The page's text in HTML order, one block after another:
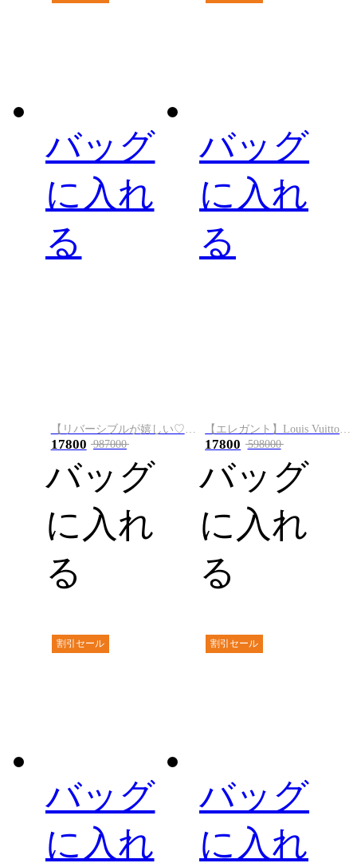
バッグ
に入れ
る
17800 987000
バッグ
に入れ
る
バッグ
に入れ
る
17800 598000
バッグ
に入れ
る
割引セール
バッグ
に入れ
割引セール
バッグ
に入れ